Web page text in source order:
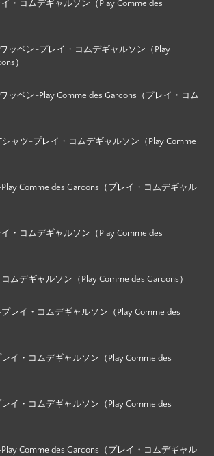
・コムデギャルソン（Play Comme des
ッペン-プレイ・コムデギャルソン（Play
）
ッペン-Play Comme des Garcons（プレイ・コム
ャツ-プレイ・コムデギャルソン（Play Comme
Comme des Garcons（プレイ・コムデギャル
・コムデギャルソン（Play Comme des
ムデギャルソン（Play Comme des Garcons）
レイ・コムデギャルソン（Play Comme des
イ・コムデギャルソン（Play Comme des
イ・コムデギャルソン（Play Comme des
Comme des Garcons（プレイ・コムデギャル